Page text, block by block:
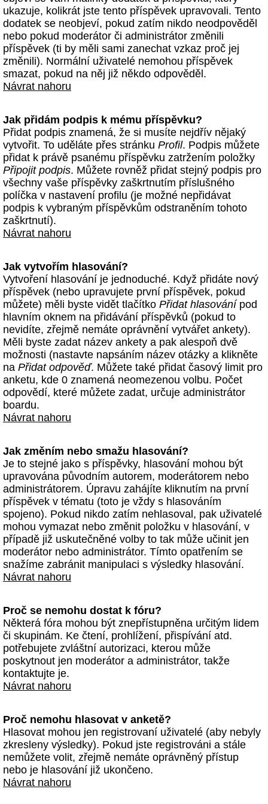
ukazuje, kolikrát jste tento příspěvek upravovali. Tento
dodatek se neobjeví, pokud zatím nikdo neodpověděl
nebo pokud moderátor či administrátor změnili
příspěvek (ti by měli sami zanechat vzkaz proč jej
změnili). Normální uživatelé nemohou příspěvek
smazat, pokud na něj již někdo odpověděl.
Návrat nahoru
Jak přidám podpis k mému příspěvku?
Přidat podpis znamená, že si musíte nejdřív nějaký
vytvořit. To uděláte přes stránku Profil. Podpis můžete
přidat k právě psanému příspěvku zatržením položky
Připojit podpis. Můžete rovněž přidat stejný podpis pro
všechny vaše příspěvky zaškrtnutím příslušného
políčka v nastavení profilu (je možné nepřidávat
podpis k vybraným příspěvkům odstraněním tohoto
zaškrtnutí).
Návrat nahoru
Jak vytvořím hlasování?
Vytvoření hlasování je jednoduché. Když přidáte nový
příspěvek (nebo upravujete první příspěvek, pokud
můžete) měli byste vidět tlačítko Přidat hlasovánípod
hlavním oknem na přidávání příspěvků (pokud to
nevidíte, zřejmě nemáte oprávnění vytvářet ankety).
Měli byste zadat název ankety a pak alespoň dvě
možnosti (nastavte napsáním název otázky a klikněte
na Přidat odpověď. Můžete také přidat časový limit pro
anketu, kde 0 znamená neomezenou volbu. Počet
odpovědí, které můžete zadat, určuje administrátor
boardu.
Návrat nahoru
Jak změním nebo smažu hlasování?
Je to stejné jako s příspěvky, hlasování mohou být
upravována původním autorem, moderátorem nebo
administrátorem. Úpravu zahájíte kliknutím na první
příspěvek v tématu (toto je vždy s hlasováním
spojeno). Pokud nikdo zatím nehlasoval, pak uživatelé
mohou vymazat nebo změnit položku v hlasování, v
případě již uskutečněné volby to tak může učinit jen
moderátor nebo administrátor. Tímto opatřením se
snažíme zabránit manipulaci s výsledky hlasování.
Návrat nahoru
Proč se nemohu dostat k fóru?
Některá fóra mohou být znepřístupněna určitým lidem
či skupinám. Ke čtení, prohlížení, přispívání atd.
potřebujete zvláštní autorizaci, kterou může
poskytnout jen moderátor a administrátor, takže
kontaktujte je.
Návrat nahoru
Proč nemohu hlasovat v anketě?
Hlasovat mohou jen registrovaní uživatelé (aby nebyly
zkresleny výsledky). Pokud jste registrováni a stále
nemůžete volit, zřejmě nemáte oprávněný přístup
nebo je hlasování již ukončeno.
Návrat nahoru